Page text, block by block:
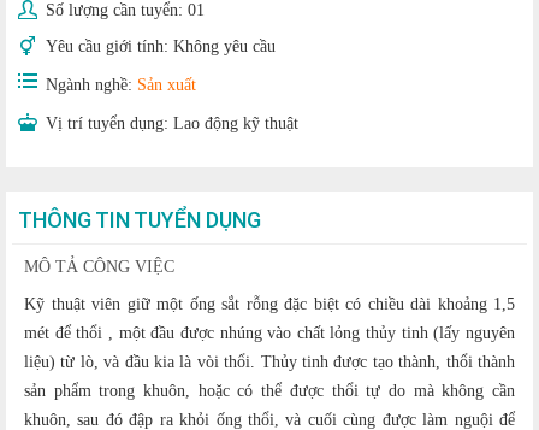
Số lượng cần tuyển: 01
Yêu cầu giới tính: Không yêu cầu
Ngành nghề: Sản xuất
Vị trí tuyển dụng: Lao động kỹ thuật
THÔNG TIN TUYỂN DỤNG
MÔ TẢ CÔNG VIỆC
Kỹ thuật viên giữ một ống sắt rỗng đặc biệt có chiều dài khoảng 1,5
mét để thổi , một đầu được nhúng vào chất lỏng thủy tinh (lấy nguyên
liệu) từ lò, và đầu kia là vòi thổi. Thủy tinh được tạo thành, thổi thành
sản phẩm trong khuôn, hoặc có thể được thổi tự do mà không cần
khuôn, sau đó đập ra khỏi ống thổi, và cuối cùng được làm nguội để